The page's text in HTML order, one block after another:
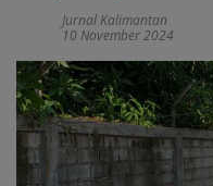
Jurnal Kalimantan
10 November 2024